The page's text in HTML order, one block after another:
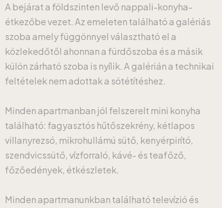
A bejárat a földszinten levő nappali-konyha-
étkezőbe vezet. Az emeleten található a galériás
szoba amely függönnyel választható el a
közlekedőtől ahonnan a fürdőszoba és a másik
külön zárható szoba is nyílik. A galérián a technikai
feltételek nem adottak a sötétítéshez.
Minden apartmanban jól felszerelt mini konyha
található: fagyasztós hűtőszekrény, kétlapos
villanyrezsó, mikrohullámú sütő, kenyérpirító,
szendvicssütő, vízforraló, kávé- és teafőző,
főzőedények, étkészletek.
Minden apartmanunkban található televízió és